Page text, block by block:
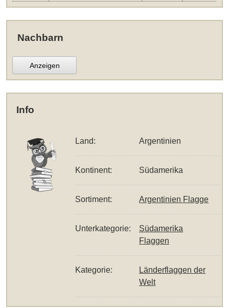
Nachbarn
Anzeigen
Info
Land: Argentinien
Kontinent: Südamerika
Sortiment: Argentinien Flagge
Unterkategorie:
Südamerika
Flaggen
Kategorie:
Länderflaggen der
Welt